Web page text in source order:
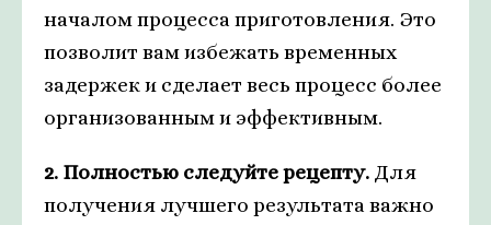
началом процесса приготовления. Это
позволит вам избежать временных
задержек и сделает весь процесс более
организованным и эффективным.
2. Полностью следуйте рецепту. Для
получения лучшего результата важно